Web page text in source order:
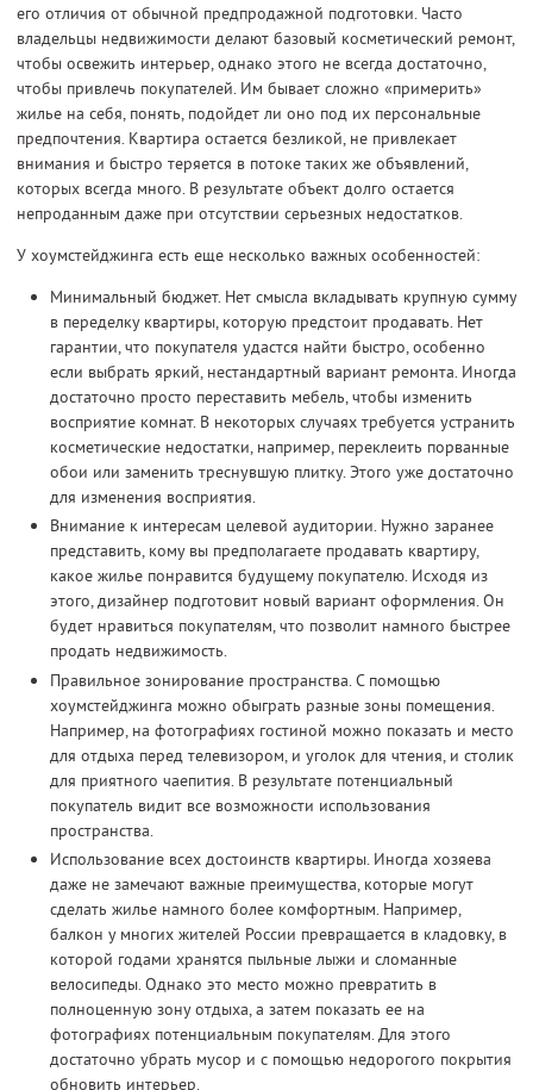
его отличия от обычной предпродажной подготовки. Часто
владельцы недвижимости делают базовый косметический ремонт,
чтобы освежить интерьер, однако этого не всегда достаточно,
чтобы привлечь покупателей. Им бывает сложно «примерить»
жилье на себя, понять, подойдет ли оно под их персональные
предпочтения. Квартира остается безликой, не привлекает
внимания и быстро теряется в потоке таких же объявлений,
которых всегда много. В результате объект долго остается
непроданным даже при отсутствии серьезных недостатков.
У хоумстейджинга есть еще несколько важных особенностей:
Минимальный бюджет. Нет смысла вкладывать крупную сумму
в переделку квартиры, которую предстоит продавать. Нет
гарантии, что покупателя удастся найти быстро, особенно
если выбрать яркий, нестандартный вариант ремонта. Иногда
достаточно просто переставить мебель, чтобы изменить
восприятие комнат. В некоторых случаях требуется устранить
косметические недостатки, например, переклеить порванные
обои или заменить треснувшую плитку. Этого уже достаточно
для изменения восприятия.
Внимание к интересам целевой аудитории. Нужно заранее
представить, кому вы предполагаете продавать квартиру,
какое жилье понравится будущему покупателю. Исходя из
этого, дизайнер подготовит новый вариант оформления. Он
будет нравиться покупателям, что позволит намного быстрее
продать недвижимость.
Правильное зонирование пространства. С помощью
хоумстейджинга можно обыграть разные зоны помещения.
Например, на фотографиях гостиной можно показать и место
для отдыха перед телевизором, и уголок для чтения, и столик
для приятного чаепития. В результате потенциальный
покупатель видит все возможности использования
пространства.
Использование всех достоинств квартиры. Иногда хозяева
даже не замечают важные преимущества, которые могут
сделать жилье намного более комфортным. Например,
балкон у многих жителей России превращается в кладовку, в
которой годами хранятся пыльные лыжи и сломанные
велосипеды. Однако это место можно превратить в
полноценную зону отдыха, а затем показать ее на
фотографиях потенциальным покупателям. Для этого
достаточно убрать мусор и с помощью недорогого покрытия
обновить интерьер.